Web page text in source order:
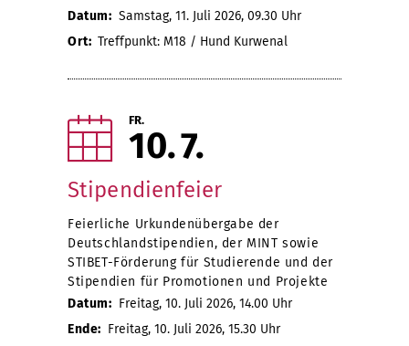
Datum: Samstag, 11. Juli 2026, 09.30 Uhr
Ort: Treffpunkt: M18 / Hund Kurwenal
FR.
10 7
Stipendienfeier
Feierliche Urkundenübergabe der
Deutschlandstipendien, der MINT sowie
STIBET-Förderung für Studierende und der
Stipendien für Promotionen und Projekte
Datum: Freitag, 10. Juli 2026, 14.00 Uhr
Ende: Freitag, 10. Juli 2026, 15.30 Uhr